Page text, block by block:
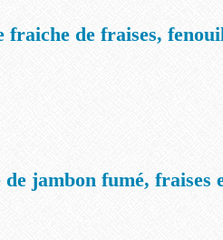
fraiche de fraises,
jambon fumé, fraises